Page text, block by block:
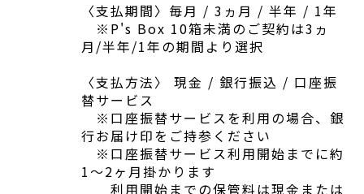
〈支払期間〉毎月 / 3ヵ月 / 半年 / 1年
※P's Box 10箱未満のご契約は3ヵ
月/半年/1年の期間より選択
〈支払方法〉 現金 / 銀行振込 / 口座振
替サービス
※口座振替サービスを利用の場合、銀
行お届け印をご持参ください
※口座振替サービス利用開始までに約
1～2ヶ月掛かります
利用開始までの保管料は現金または